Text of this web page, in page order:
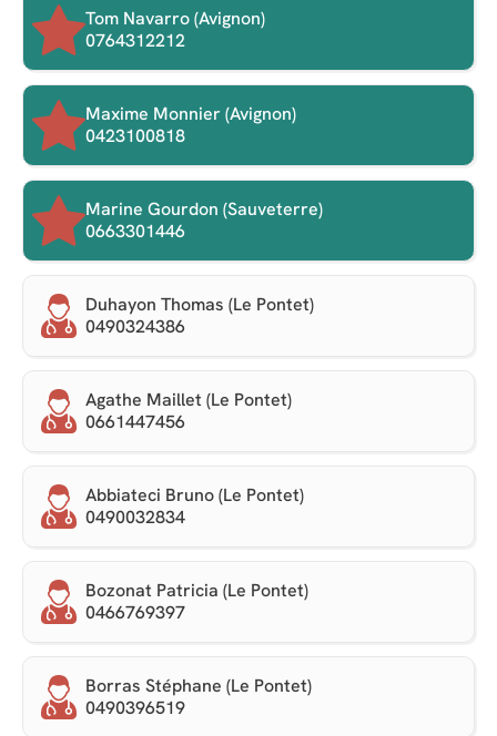
Tom Navarro (Avignon)
0764312212
Maxime Monnier (Avignon)
0423100818
Marine Gourdon (Sauveterre)
0663301446
Duhayon Thomas (Le Pontet)
0490324386
Agathe Maillet (Le Pontet)
0661447456
Abbiateci Bruno (Le Pontet)
0490032834
Bozonat Patricia (Le Pontet)
0466769397
Borras Stéphane (Le Pontet)
0490396519